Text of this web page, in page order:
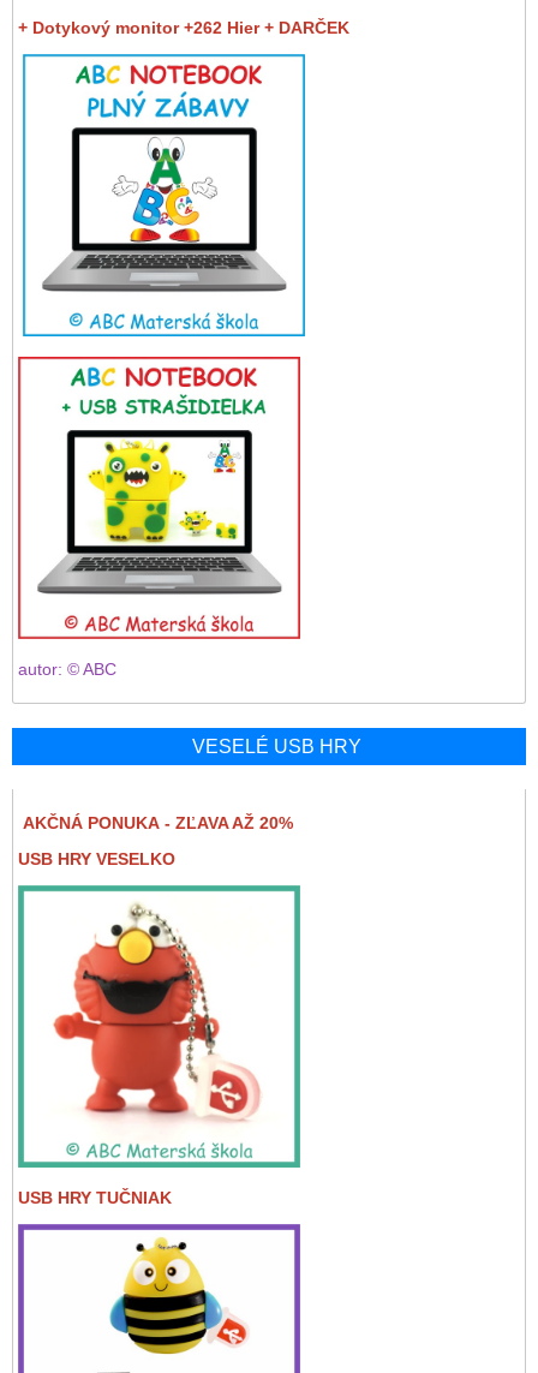
+ Dotykový monitor +262 Hier + DARČEK
autor: © ABC
VESELÉ USB HRY
AKČNÁ PONUKA - ZĽAVA AŽ 20%
USB HRY VESELKO
USB HRY TUČNIAK